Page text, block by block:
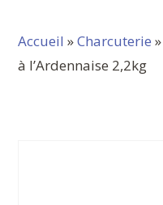
Accueil »Charcuterie »
à l’Ardennaise 2,2kg